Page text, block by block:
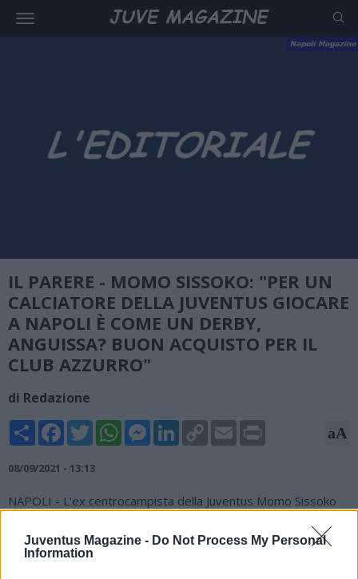
Juventus Magazine - Do Not Process My Personal
Information
IL PARERE - MOMO SISSOKO: "PER UN
CALCIATORE DELLA JUVENTUS GIOCARE
A NAPOLI È COME UN DERBY,
ANGUISSA? BUON ACQUISTO PER IL
CLUB AZZURRO"
di Redazione
Share FacebookTwitterWhatsAppMessengerLinkedInCopy
Link
Email aA
08/09/2021 - 13:13
NAPOLI - L'ex centrocampista della Juventus Momo Sissoko
Kiss Napoli: "Anguissa è un buon giocatore, quando ha iniziato
a giocare in Francia nutrivo qualche dubbio sulle sue qualità ma